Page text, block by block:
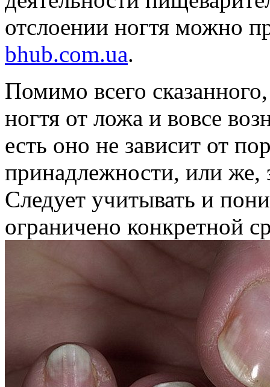
отслоении ногтя можно
bhub.com.ua.
Помимо всего
ногтя от ложа и вовсе
есть оно не зависит от
принадлежности, или же,
Следует учитывать и
ограничено конкретной